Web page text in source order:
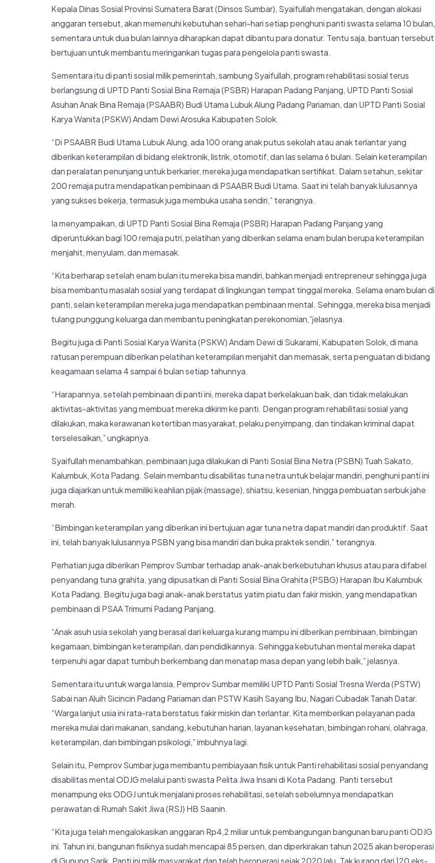
Kepala Dinas Sosial Provinsi Sumatera Barat (Dinsos Sumbar), Syaifullah mengatakan, dengan alokasi
anggaran tersebut, akan memenuhi kebutuhan sehari-hari setiap penghuni panti swasta selama 10 bulan,
sementara untuk dua bulan lainnya diharapkan dapat dibantu para donatur. Tentu saja, bantuan tersebut
bertujuan untuk membantu meringankan tugas para pengelola panti swasta.
Sementara itu di panti sosial milik pemerintah, sambung Syaifullah, program rehabilitasi sosial terus
berlangsung di UPTD Panti Sosial Bina Remaja (PSBR) Harapan Padang Panjang, UPTD Panti Sosial
Asuhan Anak Bina Remaja (PSAABR) Budi Utama Lubuk Alung Padang Pariaman, dan UPTD Panti Sosial
Karya Wanita (PSKW) Andam Dewi Arosuka Kabupaten Solok.
“Di PSAABR Budi Utama Lubuk Alung, ada 100 orang anak putus sekolah atau anak terlantar yang
diberikan keterampilan di bidang elektronik, listrik, otomotif, dan las selama 6 bulan. Selain keterampilan
dan peralatan penunjang untuk berkarier, mereka juga mendapatkan sertifikat. Dalam setahun, sekitar
200 remaja putra mendapatkan pembinaan di PSAABR Budi Utama. Saat ini telah banyak lulusannya
yang sukses bekerja, termasuk juga membuka usaha sendiri,” terangnya.
Ia menyampaikan, di UPTD Panti Sosial Bina Remaja (PSBR) Harapan Padang Panjang yang
diperuntukkan bagi 100 remaja putri, pelatihan yang diberikan selama enam bulan berupa keterampilan
menjahit, menyulam, dan memasak.
“Kita berharap setelah enam bulan itu mereka bisa mandiri, bahkan menjadi entrepreneur sehingga juga
bisa membantu masalah sosial yang terdapat di lingkungan tempat tinggal mereka. Selama enam bulan di
panti, selain keterampilan mereka juga mendapatkan pembinaan mental. Sehingga, mereka bisa menjadi
tulang punggung keluarga dan membantu peningkatan perekonomian,”jelasnya.
Begitu juga di Panti Sosial Karya Wanita (PSKW) Andam Dewi di Sukarami, Kabupaten Solok, di mana
ratusan perempuan diberikan pelatihan keterampilan menjahit dan memasak, serta penguatan di bidang
keagamaan selama 4 sampai 6 bulan setiap tahunnya.
“Harapannya, setelah pembinaan di panti ini, mereka dapat berkelakuan baik, dan tidak melakukan
aktivitas-aktivitas yang membuat mereka dikirim ke panti. Dengan program rehabilitasi sosial yang
dilakukan, maka kerawanan ketertiban masyarakat, pelaku penyimpang, dan tindakan kriminal dapat
terselesaikan,” ungkapnya.
Syaifullah menambahkan, pembinaan juga dilakukan di Panti Sosial Bina Netra (PSBN) Tuah Sakato,
Kalumbuk, Kota Padang. Selain membantu disabilitas tuna netra untuk belajar mandiri, penghuni panti ini
juga diajarkan untuk memiliki keahlian pijak (massage), shiatsu, kesenian, hingga pembuatan serbuk jahe
merah.
“Bimbingan keterampilan yang diberikan ini bertujuan agar tuna netra dapat mandiri dan produktif. Saat
ini, telah banyak lulusannya PSBN yang bisa mandiri dan buka praktek sendiri,” terangnya.
Perhatian juga diberikan Pemprov Sumbar terhadap anak-anak berkebutuhan khusus atau para difabel
penyandang tuna grahita, yang dipusatkan di Panti Sosial Bina Grahita (PSBG) Harapan Ibu Kalumbuk
Kota Padang. Begitu juga bagi anak-anak berstatus yatim piatu dan fakir miskin, yang mendapatkan
pembinaan di PSAA Trimurni Padang Panjang.
“Anak asuh usia sekolah yang berasal dari keluarga kurang mampu ini diberikan pembinaan, bimbingan
kegamaan, bimbingan keterampilan, dan pendidikannya. Sehingga kebutuhan mental mereka dapat
terpenuhi agar dapat tumbuh berkembang dan menatap masa depan yang lebih baik,” jelasnya.
Sementara itu untuk warga lansia, Pemprov Sumbar memiliki UPTD Panti Sosial Tresna Werda (PSTW)
Sabai nan Aluih Sicincin Padang Pariaman dan PSTW Kasih Sayang Ibu, Nagari Cubadak Tanah Datar.
“Warga lanjut usia ini rata-rata berstatus fakir miskin dan terlantar. Kita memberikan pelayanan pada
mereka mulai dari makanan, sandang, kebutuhan harian, layanan kesehatan, bimbingan rohani, olahraga,
keterampilan, dan bimbingan psikologi,” imbuhnya lagi.
Selain itu, Pemprov Sumbar juga membantu pembiayaan fisik untuk Panti rehabilitasi sosial penyandang
disabilitas mental ODJG melalui panti swasta Pelita Jiwa Insani di Kota Padang. Panti tersebut
menampung eks ODGJ untuk menjalani proses rehabilitasi, setelah sebelumnya mendapatkan
perawatan di Rumah Sakit Jiwa (RSJ) HB Saanin.
“Kita juga telah mengalokasikan anggaran Rp4,2 miliar untuk pembangungan bangunan baru panti ODJG
ini. Tahun ini, bangunan fisiknya sudah mencapai 85 persen, dan diperkirakan tahun 2025 akan beroperasi
di Gunung Sarik. Panti ini milik masyarakat dan telah beroperasi sejak 2020 lalu. Tak kurang dari 120 eks-